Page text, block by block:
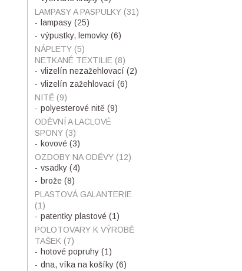
LAMPASY A PASPULKY (31)
lampasy (25)
výpustky, lemovky (6)
NÁPLETY (5)
NETKANÉ TEXTILIE (8)
vlizelín nezažehlovací (2)
vlizelín zažehlovací (6)
NITĚ (9)
polyesterové nitě (9)
ODĚVNÍ A LACLOVÉ
SPONY (3)
kovové (3)
OZDOBY NA ODĚVY (12)
vsadky (4)
brože (8)
PLASTOVÁ GALANTERIE
(1)
patentky plastové (1)
POLOTOVARY K VÝROBĚ
TAŠEK (7)
hotové popruhy (1)
dna, víka na košíky (6)